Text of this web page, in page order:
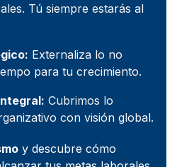
Tú siempre estarás al
Externaliza lo no
para tu crecimiento.
Cubrimos lo
con visión global.
y descubre cómo